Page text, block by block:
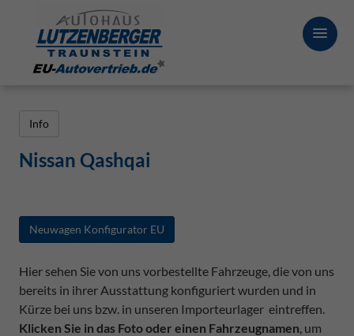
Info
Nissan Qashqai
Neuwagen Konfigurator EU
Hier sehen Sie von uns vorbestellte Fahrzeuge, die von uns
bereits in ihrer Ausstattung konfiguriert wurden und in
Kürze bei uns bzw. in unseren Importeurlager eintreffen.
Klicken Sie in das Foto oder einen Fahrzeugnamen, um